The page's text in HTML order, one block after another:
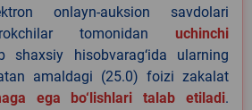
onlayn-auksion savdolari
tomonidan uchinchi
shaxsiy hisobvarag‘ida ularning
amaldagi (25.0) foizi zakalat
ega bo‘lishlari talab etiladi.